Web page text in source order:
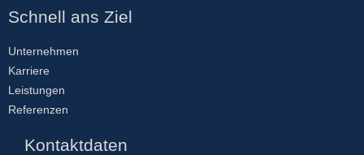
Schnell ans Ziel
Unternehmen
Karriere
Leistungen
Referenzen
Kontaktdaten